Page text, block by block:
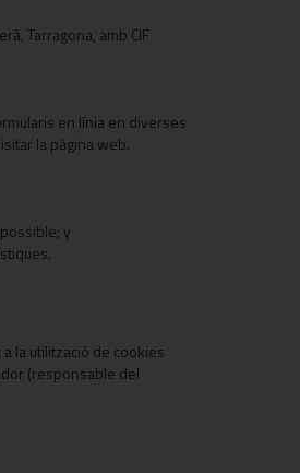
Tarragona, amb CIF
en línia en diverses
la pàgina web.
y
la utilització de cookies
(responsable del